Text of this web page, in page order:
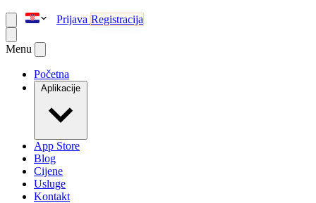
Prijava Registracija
Menu
Početna
Aplikacije
App Store
Blog
Cijene
Usluge
Kontakt